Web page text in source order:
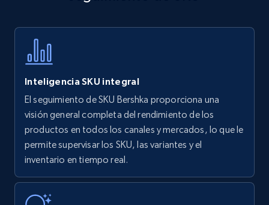
Amazon products - find products by using
upc numbers
Title, Seller name, Brand, Description, Initial
price, Currency, Availability, Reviews count, and
Inteligencia SKU integral
El seguimiento de SKU Bershka proporciona una
visión general completa del rendimiento de los
productos en todos los canales y mercados, lo que le
permite supervisar los SKU, las variantes y el
inventario en tiempo real.